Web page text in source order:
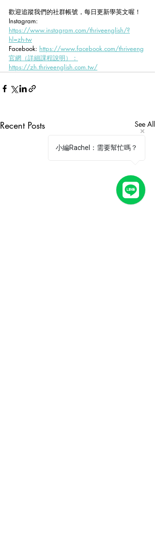
歡迎追蹤我們的社群帳號，每日更新學英文喔！
Instagram:
https://www.instagram.com/thriveenglish/?
hl=zh-tw
Facebook: https://www.facebook.com/thriveeng
官網（詳細課程說明）：
https://zh.thriveenglish.com.tw/
Recent Posts See All
小編Rachel：需要幫忙嗎？